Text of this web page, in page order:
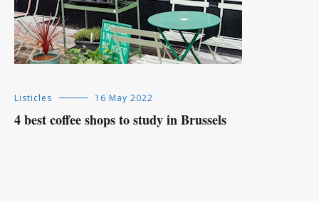
Listicles 16 May 2022
4 best coffee shops to study in Brussels